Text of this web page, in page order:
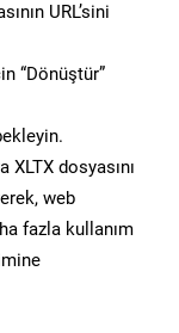
URL’sini
“Dönüştür”
dosyasını
web
fazla kullanım